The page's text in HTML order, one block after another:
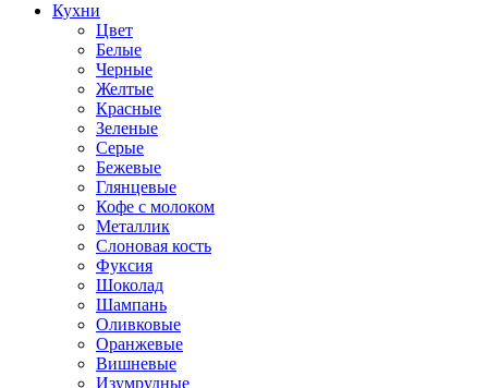
Кухни
Цвет
Белые
Черные
Желтые
Красные
Зеленые
Серые
Бежевые
Глянцевые
Кофе с молоком
Металлик
Слоновая кость
Фуксия
Шоколад
Шампань
Оливковые
Оранжевые
Вишневые
Изумрудные